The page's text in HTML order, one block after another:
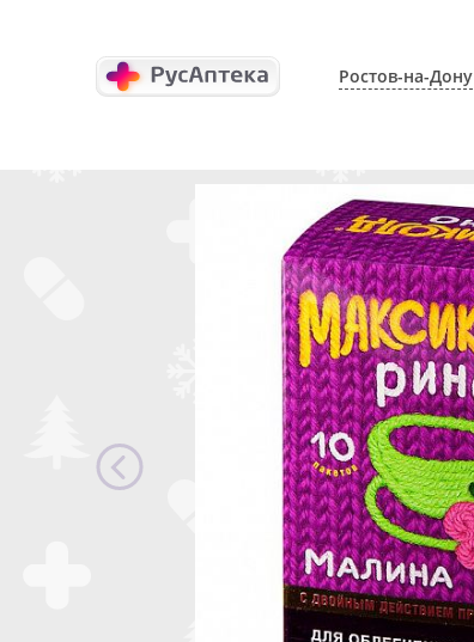
Ростов-на-Дону